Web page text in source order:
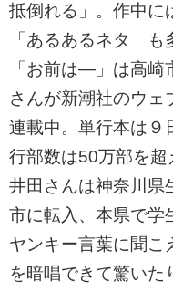
抵倒れる」。作中に
「あるあるネタ」も
「お前は―」は高崎
さんが新潮社のウェ
連載中。単行本は９
行部数は50万部を超
井田さんは神奈川県
市に転入、本県で学
ヤンキー言葉に聞こ
を暗唱できて驚い